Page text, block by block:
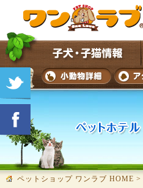
ペットショップ ワンラブ HOME >